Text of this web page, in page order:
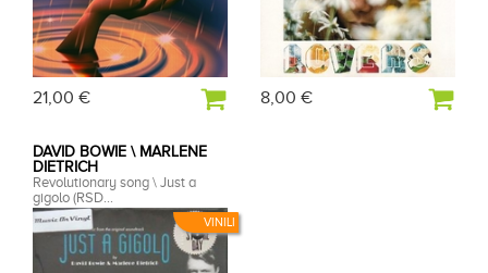
21,00 € 8,00 €
VINILI
DAVID BOWIE \ MARLENE
DIETRICH
Revolutionary song \ Just a
gigolo (RSD...